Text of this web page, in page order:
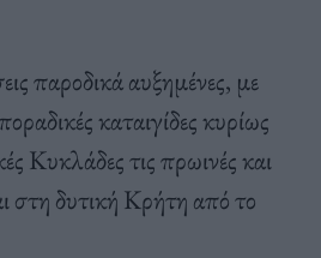
παροδικά αυξημένες, με
καταιγίδες κυρίως
Κυκλάδες τις πρωινές και
στη δυτική Κρήτη από το